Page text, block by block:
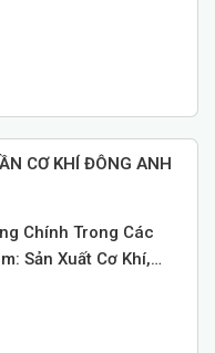
CƠ KHÍ ĐÔNG ANH
Chính Trong Các
Sản Xuất Cơ Khí,